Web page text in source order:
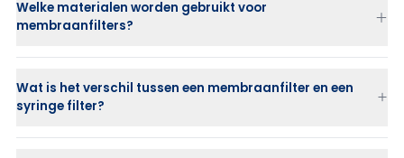
membraan disc holders en filterhouders
0,2 µm wordt toegepast voor steriele filtratie van vloeistoffen
Welke materialen worden gebruikt voor
membraanfilters?
PES
Wat is het verschil tussen een membraanfilter en een
syringe filter?